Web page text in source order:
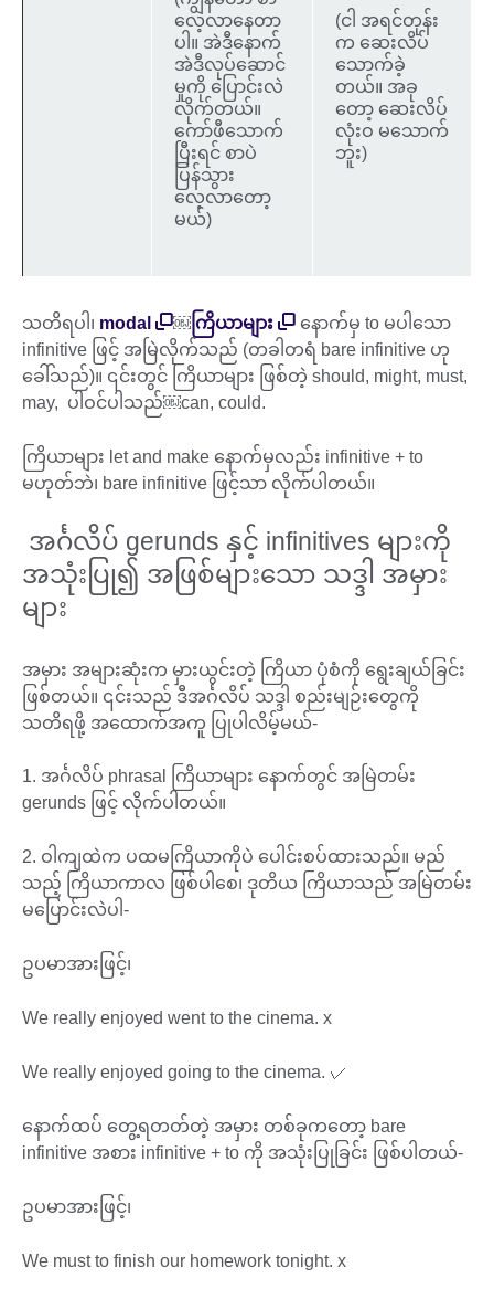
လေ့လာနေတာ
ပါ။ အဲဒီနောက်
အဲဒီလုပ်ဆောင်
မှုကို ပြောင်းလဲ
လိုက်တယ်။
ကော်ဖီသောက်
ပြီးရင် စာပဲ
ပြန်သွား
လေ့လာတော့
မယ်)
(ငါ အရင်တုန်း
က ဆေးလိပ်
သောက်ခဲ့
တယ်။ အခု
တော့ ဆေးလိပ်
လုံးဝ မသောက်
ဘူး)
သတိရပါ၊ modal ​￼​ ကြိယာများ
နောက်မှ to မပါသော
infinitive ဖြင့် အမြဲလိုက်သည် (တခါတရံ bare infinitive ဟု
ခေါ်သည်)။ ၎င်းတွင် ကြိယာများ ဖြစ်တဲ့ should, might, must,
may, ပါဝင်ပါသည်​￼​can, could.
ကြိယာများ let and make နောက်မှလည်း infinitive + to
မဟုတ်ဘဲ၊ bare infinitive ဖြင့်သာ လိုက်ပါတယ်။
အင်္ဂလိပ် gerunds နှင့် infinitives များကို
အသုံးပြု၍ အဖြစ်များသော သဒ္ဒါ အမှား
များ
အမှား အများဆုံးက မှားယွင်းတဲ့ ကြိယာ ပုံစံကို ရွေးချယ်ခြင်း
ဖြစ်တယ်။ ၎င်းသည် ဒီအင်္ဂလိပ် သဒ္ဒါ စည်းမျဉ်းတွေကို
သတိရဖို့ အထောက်အကူ ပြုပါလိမ့်မယ်-
1. အင်္ဂလိပ် phrasal ကြိယာများ နောက်တွင် အမြဲတမ်း
gerunds ဖြင့် လိုက်ပါတယ်။
2. ဝါကျထဲက ပထမကြိယာကိုပဲ ပေါင်းစပ်ထားသည်။ မည်
သည့် ကြိယာကာလ ဖြစ်ပါစေ၊ ဒုတိယ ကြိယာသည် အမြဲတမ်း
မပြောင်းလဲပါ-
ဥပမာအားဖြင့်၊
We really enjoyed went to the cinema. x
We really enjoyed going to the cinema. ​​✓​​
နောက်ထပ် တွေ့ရတတ်တဲ့ အမှား တစ်ခုကတော့ bare
infinitive အစား infinitive + to ကို အသုံးပြုခြင်း ဖြစ်ပါတယ်-
ဥပမာအားဖြင့်၊
We must to finish our homework tonight. x